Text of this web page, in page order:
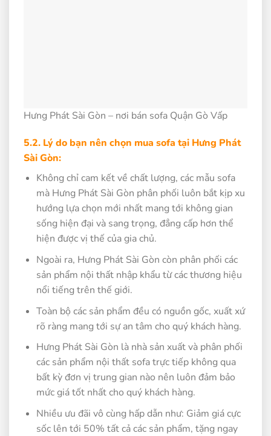
Hưng Phát Sài Gòn – nơi bán sofa Quận Gò Vấp
5.2. Lý do bạn nên chọn mua sofa tại Hưng Phát
Sài Gòn:
Không chỉ cam kết về chất lượng, các mẫu sofa
mà Hưng Phát Sài Gòn phân phối luôn bắt kịp xu
hướng lựa chọn mới nhất mang tới không gian
sống hiện đại và sang trọng, đẳng cấp hơn thể
hiện được vị thế của gia chủ.
Ngoài ra, Hưng Phát Sài Gòn còn phân phối các
sản phẩm nội thất nhập khẩu từ các thương hiệu
nổi tiếng trên thế giới.
Toàn bộ các sản phẩm đều có nguồn gốc, xuất xứ
rõ ràng mang tới sự an tâm cho quý khách hàng.
Hưng Phát Sài Gòn là nhà sản xuất và phân phối
các sản phẩm nội thất sofa trực tiếp không qua
bất kỳ đơn vị trung gian nào nên luôn đảm bảo
mức giá tốt nhất cho quý khách hàng.
Nhiều ưu đãi vô cùng hấp dẫn như: Giảm giá cực
sốc lên tới 50% tất cả các sản phẩm, tặng ngay